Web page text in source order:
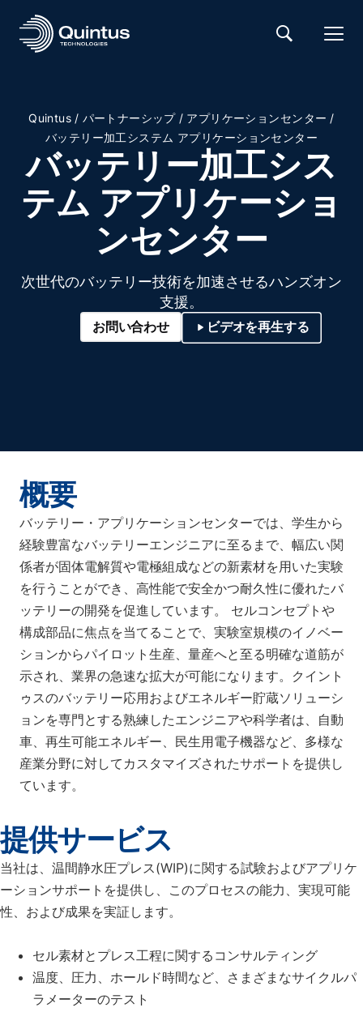
Quintus / パートナーシップ / アプリケーションセンター /
バッテリー加工システム アプリケーションセンター
バッテリー加工シス
テム アプリケーショ
ンセンター
次世代のバッテリー技術を加速させるハンズオン
支援。
お問い合わせ ビデオを再生する
概要
バッテリー・アプリケーションセンターでは、学生から
経験豊富なバッテリーエンジニアに至るまで、幅広い関
係者が固体電解質や電極組成などの新素材を用いた実験
を行うことができ、高性能で安全かつ耐久性に優れたバ
ッテリーの開発を促進しています。 セルコンセプトや
構成部品に焦点を当てることで、実験室規模のイノベー
ションからパイロット生産、量産へと至る明確な道筋が
示され、業界の急速な拡大が可能になります。クイント
ゥスのバッテリー応用およびエネルギー貯蔵ソリューシ
ョンを専門とする熟練したエンジニアや科学者は、自動
車、再生可能エネルギー、民生用電子機器など、多様な
産業分野に対してカスタマイズされたサポートを提供し
ています。
提供サービス
当社は、温間静水圧プレス(WIP)に関する試験およびアプリケ
ーションサポートを提供し、このプロセスの能力、実現可能
性、および成果を実証します。
セル素材とプレス工程に関するコンサルティング
温度、圧力、ホールド時間など、さまざまなサイクルパ
ラメーターのテスト